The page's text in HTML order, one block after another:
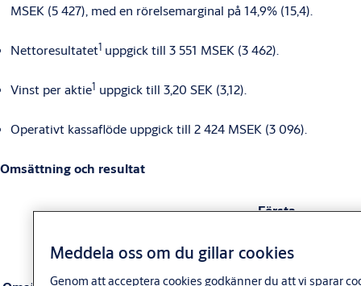
MSEK (5 427), med en rörelsemarginal på 14,9% (15,4).
Nettoresultatet1 uppgick till 3 551 MSEK (3 462).
Vinst per aktie1 uppgick till 3,20 SEK (3,12).
Operativt kassaflöde uppgick till 2 424 MSEK (3 096).
Omsättning och resultat
Första
2023 2024 Δ 2024
140
150
35
37
Meddela oss om du gillar cookies
Genom att acceptera cookies godkänner du att vi sparar